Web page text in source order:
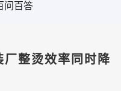
问百答
整烫效率同时降